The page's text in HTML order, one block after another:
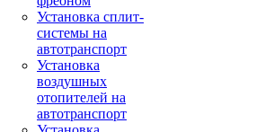
Установка сплит-
системы на
автотранспорт
Установка
воздушных
отопителей на
автотранспорт